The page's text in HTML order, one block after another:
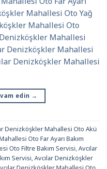
Mahallesi Oto Yağ
Mahallesi Oto
Mahallesi
Denizköşkler Mahallesi
Denizköşkler Mahallesi
edin →
Denizköşkler Mahallesi Oto Akü
Oto Far Ayarı Bakım
Oto Filtre Bakım Servisi,Avcılar
Servisi,Avcılar Denizköşkler